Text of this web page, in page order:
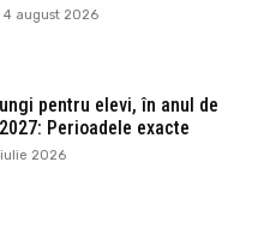
4 august 2026
pentru elevi, în anul de
Perioadele exacte
iulie 2026